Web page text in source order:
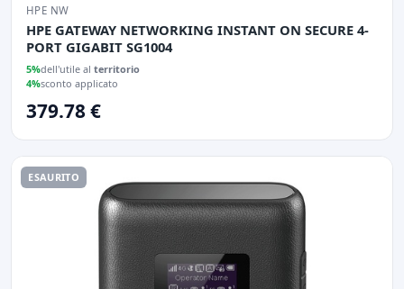
HPE NW
HPE GATEWAY NETWORKING INSTANT ON SECURE 4-
PORT GIGABIT SG1004
5%dell'utile al territorio
4%sconto applicato
379.78 €
ESAURITO